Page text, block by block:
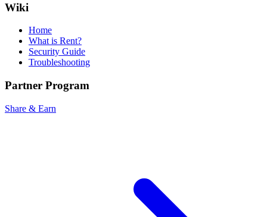
Wiki
Home
What is Rent?
Security Guide
Troubleshooting
Partner Program
Share & Earn